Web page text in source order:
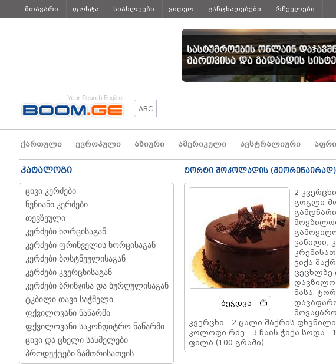
მთავარი ფოსტა სიახლეები ვიდეო განცხადებები რჩეულები
ქართული ევროპული აზიური ამერიკული ავსტრალიური
კატალოგი
ცივი კერძები
წვნიანი კერძები
თევზეული
კერძები ხორცისაგან
კერძები ფრინველის ხორცისაგან
კერძები ბოსტნეულისაგან
კერძები კვერცხისაგან
კერძები ბრინჯისა და ბურღულისაგან
ტკბილი თავი საჭმელი
ფქვილოვანი ნაწარმი
ფქვილოვანი საკონდიტრო ნაწარმი
ცივი და ცხელი სასმელები
პროდუქტები ზამთრისათვის
ტორტი შოკოლადის (მეორენაირად)
Ბეჭდვა
2
გოგლი-
ვანილი,
ჭიქა
ცეცხლზე
მასა.
კვერცხი - 2 ცალი შაქრის ფხვნილი
კოლოფი რძე - 3 ჩაის ჭიქა სოდა -
ფილა (100 გრამი)